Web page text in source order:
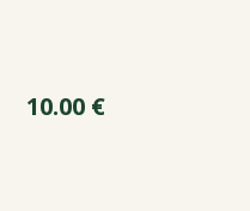
10.00 €